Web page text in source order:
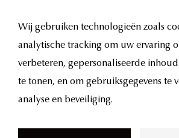
allesover
relfydess
Wij gebruiken technologieën zoals
analytische tracking om uw ervaring
verbeteren, gepersonaliseerde
te tonen, en om gebruiksgegevens te
analyse en beveiliging.